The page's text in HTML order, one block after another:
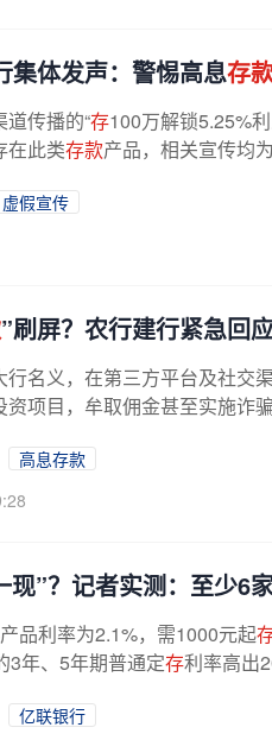
集体发声：警惕高息存
传播的“存100万解锁5.25%
在此类存款产品，相关宣传均
虚假宣传
”刷屏？农行建行紧急回
名义，在第三方平台及社交
项目，牟取佣金甚至实施诈
高息存款
现”？记者实测：至少6
产品利率为2.1%，需1000元起
3年、5年期普通定存利率高出
亿联银行